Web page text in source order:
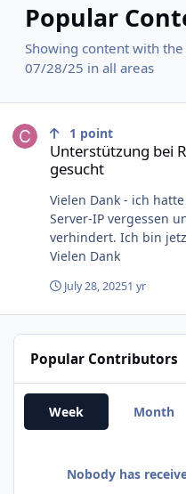
Popular
Showing content with
07/28/25 in all areas
Unterstützung bei
gesucht
1 point
Vielen Dank - ich
Server-IP vergessen
verhindert. Ich bin
Vielen Dank
July 28, 20251 yr
Popular Contributors
Week Month
Nobody has